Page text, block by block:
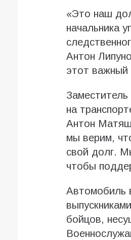
«Это наш
начальника
Антон
этот важный
на
Антон
мы верим,
свой долг.
чтобы
Автомобиль
бойцов,